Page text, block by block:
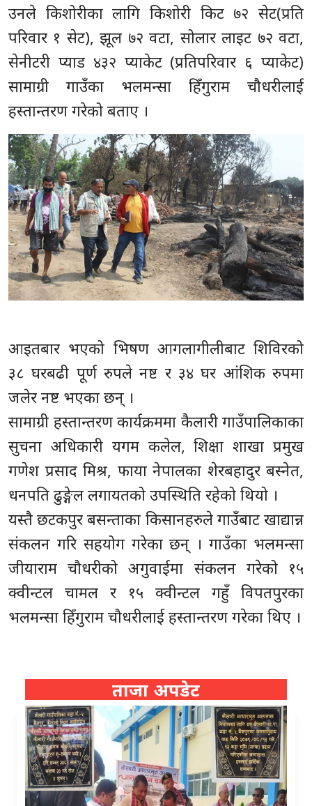
उनले किशोरीका लागि किशोरी किट ७२ सेट(प्रति
परिवार १ सेट), झूल ७२ वटा, सोलार लाइट ७२ वटा,
सेनीटरी प्याड ४३२ प्याकेट (प्रतिपरिवार ६ प्याकेट)
सामाग्री गाउँका भलमन्सा हिँगुराम चौधरीलाई
हस्तान्तरण गरेको बताए ।
आइतबार भएको भिषण आगलागीलीबाट शिविरको
३८ घरबढी पूर्ण रुपले नष्ट र ३४ घर आंशिक रुपमा
जलेर नष्ट भएका छन् ।
सामाग्री हस्तान्तरण कार्यक्रममा कैलारी गाउँपालिकाका
सुचना अधिकारी यगम कलेल, शिक्षा शाखा प्रमुख
गणेश प्रसाद मिश्र, फाया नेपालका शेरबहादुर बस्नेत,
धनपति ढुङ्गेल लगायतको उपस्थिति रहेको थियो ।
यस्तै छटकपुर बसन्ताका किसानहरुले गाउँबाट खाद्यान्न
संकलन गरि सहयोग गरेका छन् । गाउँका भलमन्सा
जीयाराम चौधरीको अगुवाईमा संकलन गरेको १५
क्वीन्टल चामल र १५ क्वीन्टल गहुँ विपतपुरका
भलमन्सा हिँगुराम चौधरीलाई हस्तान्तरण गरेका थिए ।
ताजा अपडेट